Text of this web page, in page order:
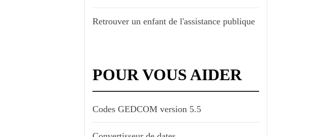
Retrouver un enfant de l'assistance publique
POUR VOUS AIDER
Codes GEDCOM version 5.5